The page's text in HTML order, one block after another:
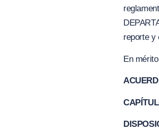
reporte y
En